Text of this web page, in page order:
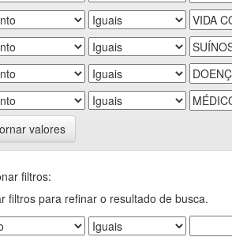
valores
filtros:
filtros para refinar o resultado de busca.